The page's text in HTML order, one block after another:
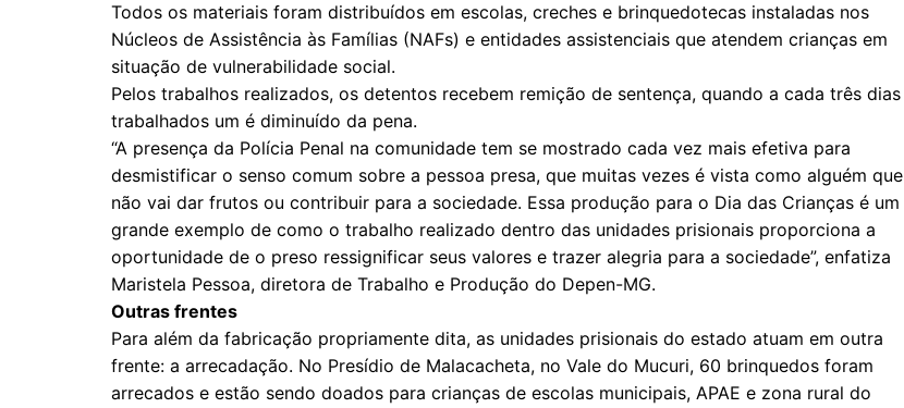
Todos os materiais foram distribuídos em escolas, creches e brinquedotecas instaladas nos
Núcleos de Assistência às Famílias (NAFs) e entidades assistenciais que atendem crianças em
situação de vulnerabilidade social.
Pelos trabalhos realizados, os detentos recebem remição de sentença, quando a cada três dias
trabalhados um é diminuído da pena.
“A presença da Polícia Penal na comunidade tem se mostrado cada vez mais efetiva para
desmistificar o senso comum sobre a pessoa presa, que muitas vezes é vista como alguém que
não vai dar frutos ou contribuir para a sociedade. Essa produção para o Dia das Crianças é um
grande exemplo de como o trabalho realizado dentro das unidades prisionais proporciona a
oportunidade de o preso ressignificar seus valores e trazer alegria para a sociedade”, enfatiza
Maristela Pessoa, diretora de Trabalho e Produção do Depen-MG.
Outras frentes
Para além da fabricação propriamente dita, as unidades prisionais do estado atuam em outra
frente: a arrecadação. No Presídio de Malacacheta, no Vale do Mucuri, 60 brinquedos foram
arrecados e estão sendo doados para crianças de escolas municipais, APAE e zona rural do